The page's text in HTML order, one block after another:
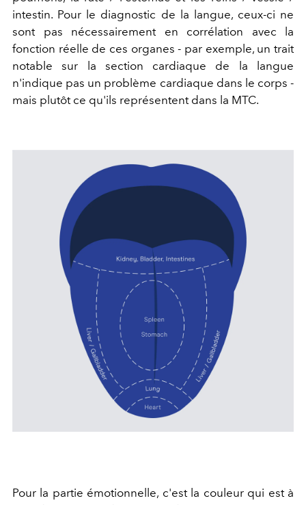
intestin. Pour le diagnostic de la langue, ceux-ci ne
sont pas nécessairement en corrélation avec la
fonction réelle de ces organes - par exemple, un trait
notable sur la section cardiaque de la langue
n'indique pas un problème cardiaque dans le corps -
mais plutôt ce qu'ils représentent dans la MTC.
Pour la partie émotionnelle, c'est la couleur qui est à